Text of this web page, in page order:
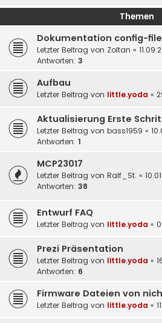
Themen
Dokumentation config-file
Letzter Beitrag von Zoltan «
Antworten: 3
Aufbau
Letzter Beitrag von little.yoda «
Aktualisierung Erste
Letzter Beitrag von bass1959 «
Antworten: 1
MCP23017
Letzter Beitrag von Ralf_St. «
Antworten: 38
Entwurf FAQ
Letzter Beitrag von little.yoda «
Prezi Präsentation
Letzter Beitrag von little.yoda «
Antworten: 6
Firmware Dateien von
Letzter Beitrag von little.yoda «